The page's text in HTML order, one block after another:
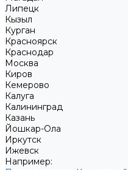
Липецк
Кызыл
Курган
Красноярск
Краснодар
Москва
Киров
Кемерово
Калуга
Калининград
Казань
Йошкар-Ола
Иркутск
Ижевск
Например: